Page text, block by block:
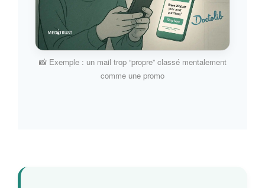
📸 Exemple : un mail trop “propre” classé mentalement
comme une promo